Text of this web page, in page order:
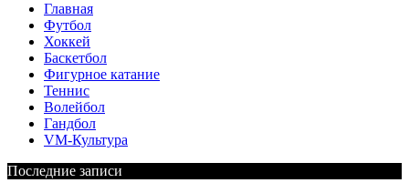
Главная
Футбол
Хоккей
Баскетбол
Фигурное катание
Теннис
Волейбол
Гандбол
VM-Культура
Последние записи